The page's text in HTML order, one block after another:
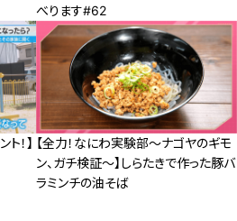
べります#62
！】
【全力！なにわ実験部～ナゴヤのギモ
ン、ガチ検証～】しらたきで作った豚バ
ラミンチの油そば